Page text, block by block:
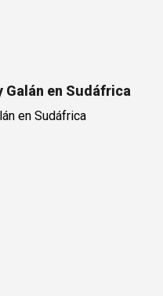
en Sudáfrica